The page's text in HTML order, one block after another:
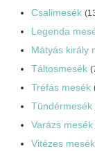
Csalimesék
Legenda
Mátyás király
Táltosmesék
Tréfás mesék
Tündérmesék
Varázs mesék
Vitézes mesék